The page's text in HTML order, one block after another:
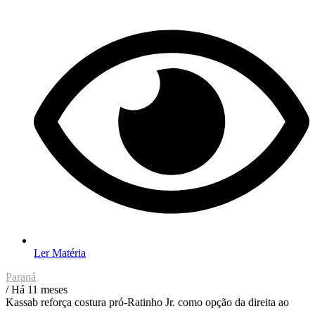
Ler Matéria
Paraná
/ Há 11 meses
Kassab reforça costura pró-Ratinho Jr. como opção da direita ao